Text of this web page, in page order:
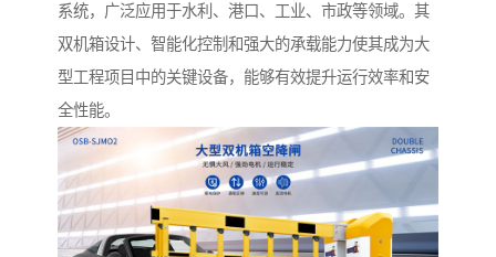
系统，广泛应用于水利、港口、工业、市政等领域。其
双机箱设计、智能化控制和强大的承载能力使其成为大
型工程项目中的关键设备，能够有效提升运行效率和安
全性能。